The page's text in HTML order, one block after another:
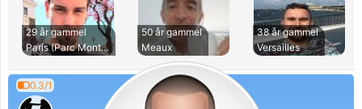
29 år gammel
Paris (Parc Montso
50 år gammel
Meaux
38 år gammel
Versailles
0.3/1